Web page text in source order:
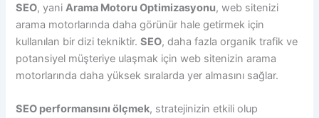
SEO, yani Arama Motoru Optimizasyonu, web sitenizi
arama motorlarında daha görünür hale getirmek için
kullanılan bir dizi tekniktir.SEO, daha fazla organik trafik ve
potansiyel müşteriye ulaşmak için web sitenizin arama
motorlarında daha yüksek sıralarda yer almasını sağlar.
SEO performansını ölçmek, stratejinizin etkili olup